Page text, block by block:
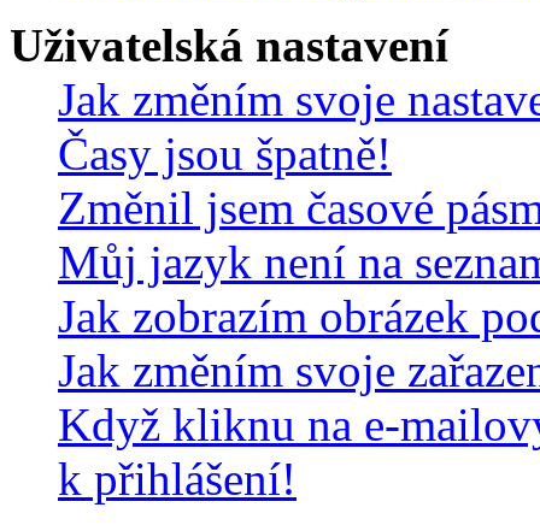
Uživatelská nastavení
Jak změním svoje
Časy jsou špatně!
Změnil jsem časové
Můj jazyk není na
Jak zobrazím obrázek
Jak změním svoje
Když kliknu na e-
k přihlášení!